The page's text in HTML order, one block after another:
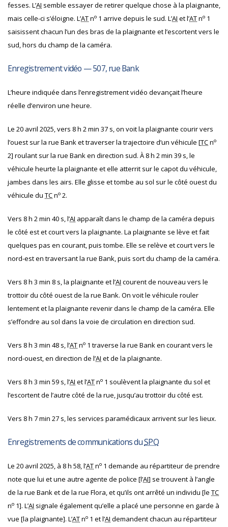
fesses. L’AI semble essayer de retirer quelque chose à la plaignante,
mais celle-ci s’éloigne. L’ATno 1 arrive depuis le sud. L’AI et l’ATno 1
saisissent chacun l’un des bras de la plaignante et l’escortent vers le
sud, hors du champ de la caméra.
Enregistrement vidéo — 507, rue Bank
L’heure indiquée dans l’enregistrement vidéo devançait l’heure
réelle d’environ une heure.
Le 20 avril 2025, vers 8 h 2 min 37 s, on voit la plaignante courir vers
l’ouest sur la rue Bank et traverser la trajectoire d’un véhicule [TCno
2] roulant sur la rue Bank en direction sud. À 8 h 2 min 39 s, le
véhicule heurte la plaignante et elle atterrit sur le capot du véhicule,
jambes dans les airs. Elle glisse et tombe au sol sur le côté ouest du
véhicule du TCno 2.
Vers 8 h 2 min 40 s, l’AI apparaît dans le champ de la caméra depuis
le côté est et court vers la plaignante. La plaignante se lève et fait
quelques pas en courant, puis tombe. Elle se relève et court vers le
nord-est en traversant la rue Bank, puis sort du champ de la caméra.
Vers 8 h 3 min 8 s, la plaignante et l’AI courent de nouveau vers le
trottoir du côté ouest de la rue Bank. On voit le véhicule rouler
lentement et la plaignante revenir dans le champ de la caméra. Elle
s’effondre au sol dans la voie de circulation en direction sud.
Vers 8 h 3 min 48 s, l’ATno 1 traverse la rue Bank en courant vers le
nord-ouest, en direction de l’AI et de la plaignante.
Vers 8 h 3 min 59 s, l’AI et l’ATno 1 soulèvent la plaignante du sol et
l’escortent de l’autre côté de la rue, jusqu’au trottoir du côté est.
Vers 8 h 7 min 27 s, les services paramédicaux arrivent sur les lieux.
Enregistrements de communications duSPO
Le 20 avril 2025, à 8 h 58, l’ATno 1 demande au répartiteur de prendre
note que lui et une autre agente de police [l’AI] se trouvent à l’angle
de la rue Bank et de la rue Flora, et qu’ils ont arrêté un individu [le TC
no 1]. L’AI signale également qu’elle a placé une personne en garde à
vue [la plaignante]. L’ATno 1 et l’AI demandent chacun au répartiteur